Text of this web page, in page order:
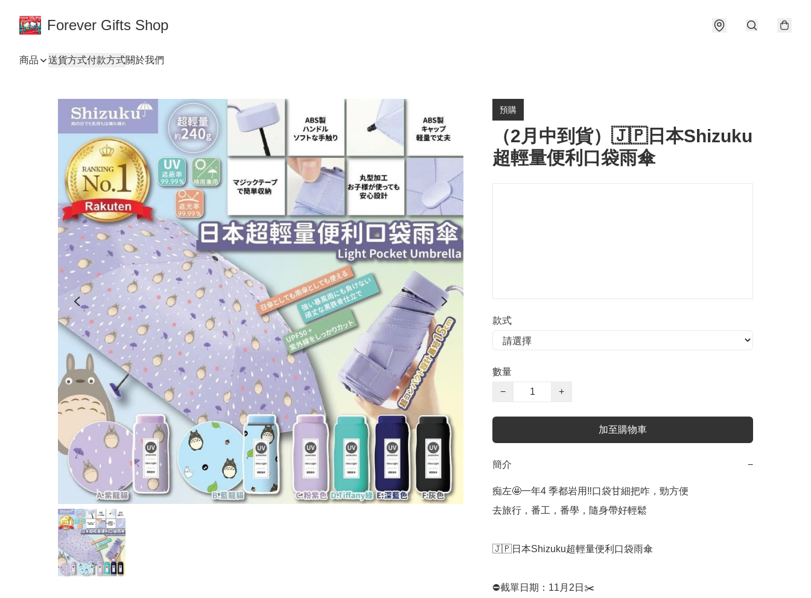
Forever Gifts Shop
商品 送貨方式付款方式關於我們
預購
（2月中到貨）🇯🇵日本Shizuku
超輕量便利口袋雨傘
款式
數量
−
+
加至購物車
簡介 −
痴左🤩一年4 季都岩用‼️口袋甘細把咋，勁方便
去旅行，番工，番學，隨身帶好輕鬆
🇯🇵日本Shizuku超輕量便利口袋雨傘
⛔️截單日期：11月2日✂️